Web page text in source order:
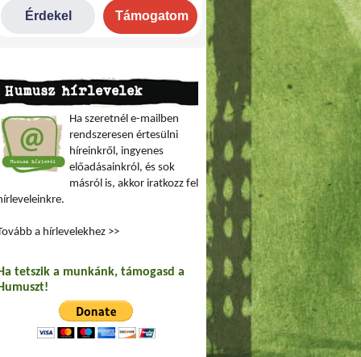
Humusz hírlevelek
Ha szeretnél e-mailben
rendszeresen értesülni
híreinkről, ingyenes
előadásainkról, és sok
másról is, akkor iratkozz fel
a hírlevelekhez >>
Ha tetszik a munkánk, támogasd a
Humuszt!